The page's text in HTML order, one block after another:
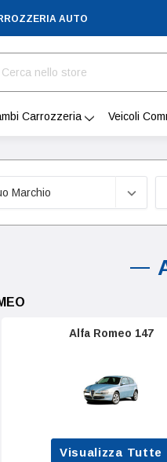
AUTO
Carrozzeria Veicoli
Alfa Romeo 147
Visualizza Tutte